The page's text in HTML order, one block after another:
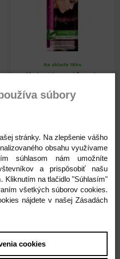
Na sklade 18ks
Marion tónovací šampón
1,49 € - +
Na sklade 18ks
súbory
stránky. Na zlepšenie vášho
obsahu využívame
súhlasom nám umožníte
a prispôsobiť našu
Kliknutím na tlačidlo "Súhlasím"
všetkých súborov cookies.
nájdete v našej Zásadách
cookies